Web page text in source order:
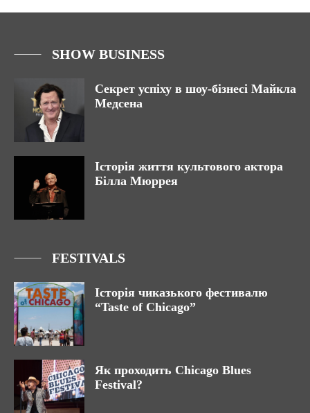
SHOW BUSINESS
Секрет успіху в шоу-бізнесі Майкла
Медсена
Історія життя культового актора
Білла Мюррея
FESTIVALS
Історія чиказького фестивалю
“Taste of Chicago”
Як проходить Chicago Blues
Festival?